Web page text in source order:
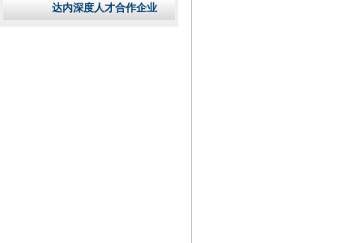
达内深度人才合作企业